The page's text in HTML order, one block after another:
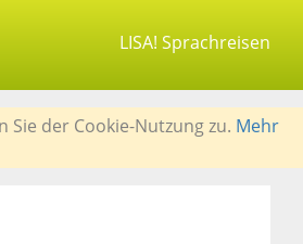
LISA! Sprachreisen
der Cookie-Nutzung zu. Mehr